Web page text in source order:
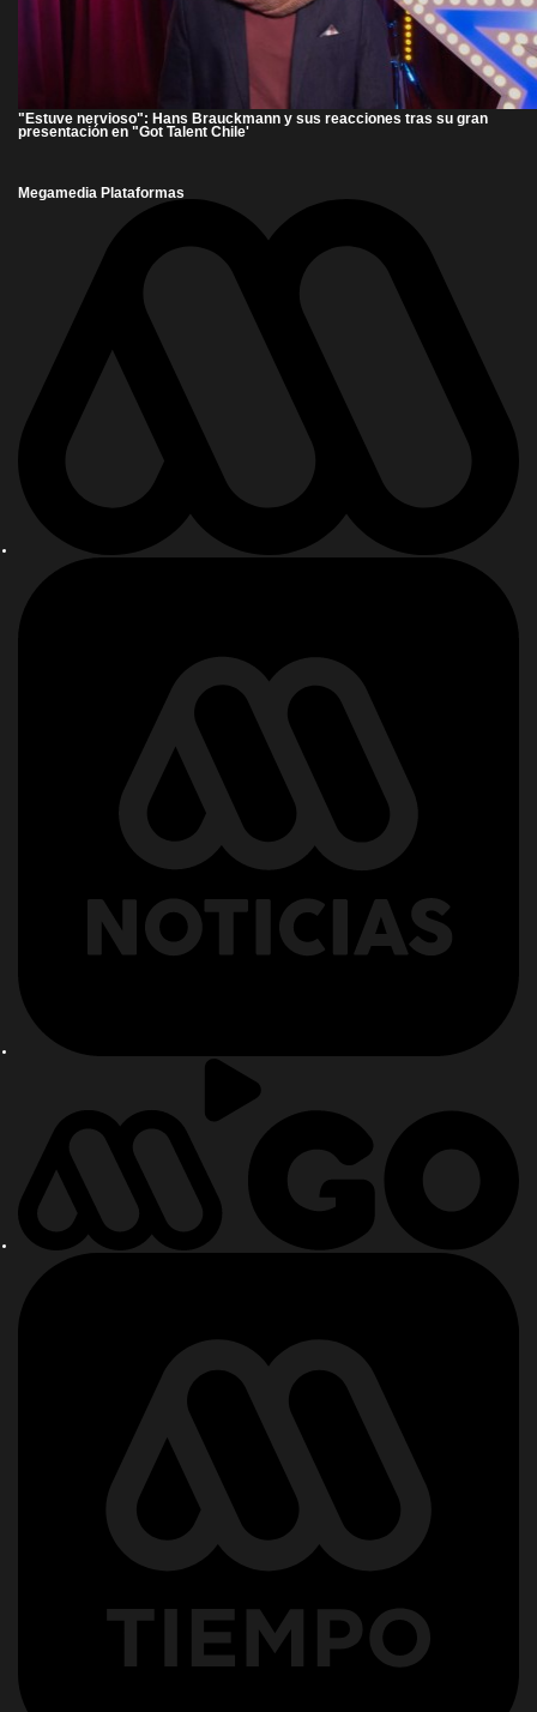
"Estuve nervioso": Hans Brauckmann y sus reacciones tras su gran
presentación en "Got Talent Chile'
Megamedia Plataformas